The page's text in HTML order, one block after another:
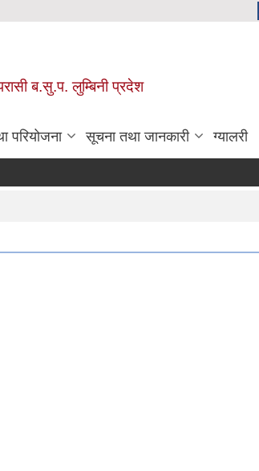
ब.सु.प. लुम्बिनी प्रदेश
परियोजना सूचना तथा जानकारी ग्यालरी